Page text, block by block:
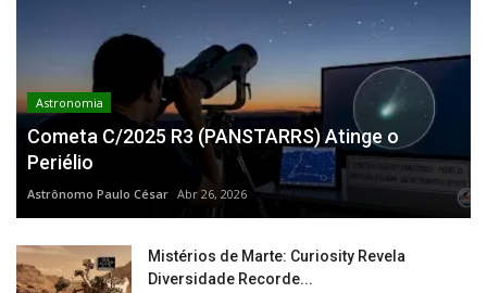
Astronomia
Cometa C/2025 R3 (PANSTARRS) Atinge o
Periélio
Astrônomo Paulo César Abr 26, 2026
Mistérios de Marte: Curiosity Revela
Diversidade Recorde...